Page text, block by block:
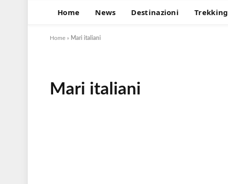
Home News Destinazioni Trekking
Home » Mari italiani
Mari italiani